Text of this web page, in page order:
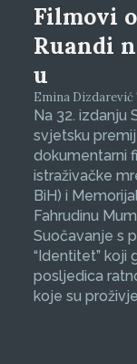
Filmovi
Ruandi
u
Emina Dizdarević
Na 32. izdanju
svjetsku
dokumentarni
istraživačke
BiH) i
Fahrudinu
Suočavanje s
“Identitet” koji
posljedica
koje su